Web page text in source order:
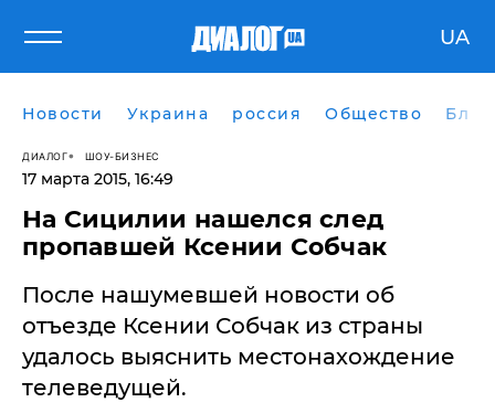
UA
Новости Украина россия Общество
ДИАЛОГ ШОУ-БИЗНЕС
17 марта 2015, 16:49
На Сицилии нашелся след
пропавшей Ксении Собчак
После нашумевшей новости об
отъезде Ксении Собчак из страны
удалось выяснить местонахождение
телеведущей.